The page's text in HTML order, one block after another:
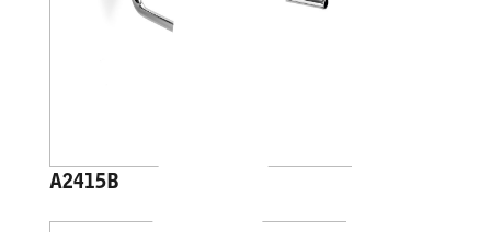
A2415B